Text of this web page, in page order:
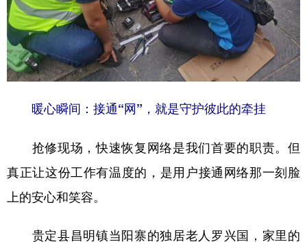
暖心瞬间：接通“网”，就是守护彼此的牵挂
抢修现场，快速恢复网络是我们首要的职责。但
真正让这份工作有温度的，是用户接通网络那一刻脸
上的安心和笑容。
贵定县昌明镇当阳寨的独居老人罗兴国，家里的